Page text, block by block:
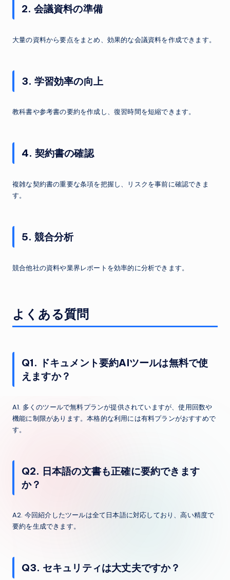
2. 会議資料の準備
大量の資料から要点をまとめ、効果的な会議資料を作成できます。
3. 学習効率の向上
教科書や参考書の要約を作成し、復習時間を短縮できます。
4. 契約書の確認
複雑な契約書の重要な条項を把握し、リスクを事前に確認できま
す。
5. 競合分析
競合他社の資料や業界レポートを効率的に分析できます。
よくある質問
Q1. ドキュメント要約AIツールは無料で使
えますか？
A1. 多くのツールで無料プランが提供されていますが、使用回数や
機能に制限があります。本格的な利用には有料プランがおすすめで
す。
Q2. 日本語の文書も正確に要約できます
か？
A2. 今回紹介したツールは全て日本語に対応しており、高い精度で
要約を生成できます。
Q3. セキュリティは大丈夫ですか？